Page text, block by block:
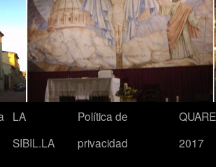
LA
SIBIL.LA
Política de
privacidad
2017